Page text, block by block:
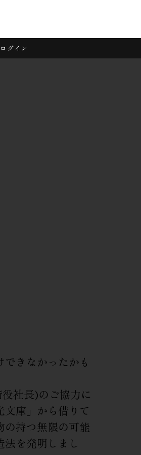
ログイン
きなかったかも
社長)のご協力に
庫」から借りて
の持つ無限の可能
を発明しまし